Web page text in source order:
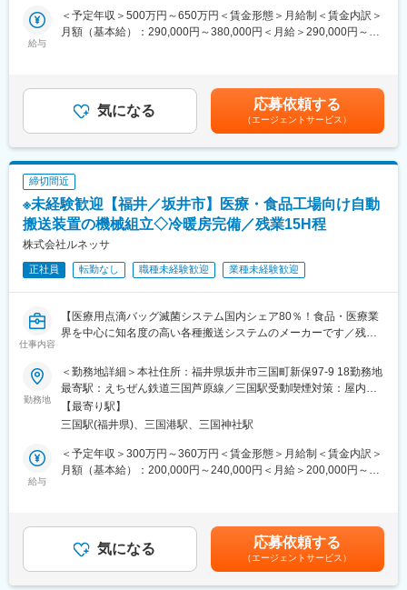
るまでトータルに行っており、高品質なアルミニウム製品を送り
出しています。
◆当社について：
UACJは、2013年10月、アルミニウム圧延業界国内トップシェア
の古河スカイおよび第2位の住友軽金属工業との統合によって誕生
しました。母体となった両社はいずれも、優れた素材特性を活か
して幅広い分野で活躍する金属素材、アルミニウムのメーカーと
して長い歴史と豊富な実績を培ってきました。この両社の融合に
よって誕生したUACJは、「日本発のグローバルアルミニウムメジ
ャーグループ」として、アルミニウムの持つ可能性に挑戦するこ
とで、新たな価値を創造し、広く社会に貢献していきたいと考え
ています。
変更の範囲：会社の定める業務
■業務内容：
・品質不具合への是正
・品質基準の見直し
・外注先の品質監査
・お客様による品質監査対応
進いただきます。
※使用する機器の代表例…FTIR、UV分光光度計、原子吸光光度
計、ガスクロマトグラフ、カールフィッシャー水分計、GPC、屈
折率計、粘度計他
・新規分析機器や新技術等を導入するための情報収集および技術
検討
を基礎から学べる体制を整えています。大学時代に有機合成や高
分子を専攻していない方でも、関連知識を一から学ぶことができ
アアップすることで、会社の成長に貢献していただきます。
■働き方：
ワークライフバランス重視しています。年休119日、残業月25時
間以下、有給取得率は90%超です。
■組織について：
福井工場勤務…部長1名、メンバー2名
丹波本社勤務…メンバー3名、ISO責任者1名
給与
＜予定年収＞500万円～650万円＜賃金形態＞月給制＜賃金内訳＞
月額（基本給）：290,000円～380,000円＜月給＞290,000円～
額)は固定手当を含めた表記です。
気になる 応募依頼する
（エージェントサービス）
締切間近
※未経験歓迎【福井／坂井市】医療・食品工場向け自動
搬送装置の機械組立◇冷暖房完備／残業15H程
株式会社ルネッサ
正社員 転勤なし 職種未経験歓迎 業種未経験歓迎
仕事内容
【医療用点滴バッグ滅菌システム国内シェア80％！食品・医療業
界を中心に知名度の高い各種搬送システムのメーカーです／残業
■業務内容：
機械組立作業をお任せします。
当社は、主に大手のレトルト食品や医薬品の製造メーカー様の工
場に、世界に1台しかない完全オーダーメイドの生産ライン自動化
設備（自動搬送装置）を、開発製造しています。各種特許技術も
有するほか、医療用点滴バッグの生産ライン自動化設備では、高
い国内シェアを誇ります。
※納品時やメンテナンス時に短期出張があります（全国）。
■業務の魅力：
勤務地
＜勤務地詳細＞本社住所：福井県坂井市三国町新保97-9 18勤務地
最寄駅：えちぜん鉄道三国芦原線／三国駅受動喫煙対策：屋内全
面禁煙変更の範囲：会社の定める事業所
【最寄り駅】
三国駅(福井県)、三国港駅、三国神社駅
給与
＜予定年収＞300万円～360万円＜賃金形態＞月給制＜賃金内訳＞
月額（基本給）：200,000円～240,000円＜月給＞200,000円～
月、12月）※600,000円～1,500,000円（過去実績）賃金はあくま
でも目安の金額であり、選考を通じて上下する可能性がありま
す。月給(月額)は固定手当を含めた表記です。
気になる 応募依頼する
（エージェントサービス）